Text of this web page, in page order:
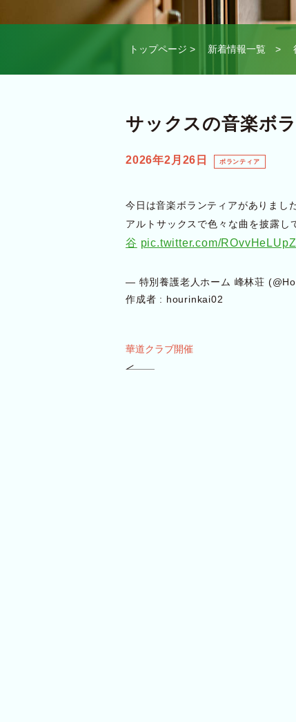
トップページ > 新着情報一覧 >
サックスの音楽ボ
2026年2月26日 ボランティア
今日は音楽ボランティアがありまし
アルトサックスで色々な曲を披露し
谷 pic.twitter.com/ROvvHeLUpZ
— 特別養護老人ホーム 峰林荘
作成者 : hourinkai02
華道クラブ開催